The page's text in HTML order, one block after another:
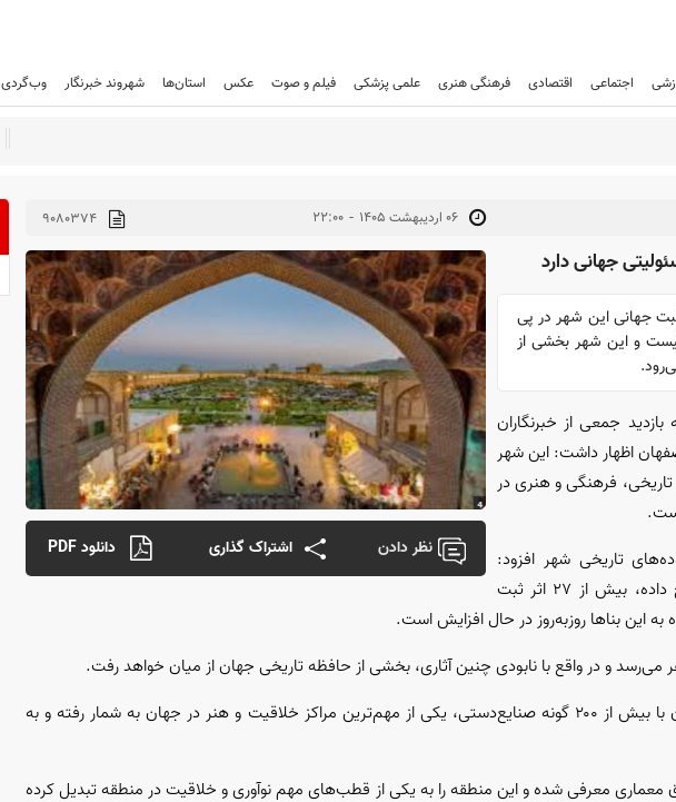
اجتماعی اقتصادی فرهنگی هنری علمی پزشکی فیلم و صوت عکس استان‌ها شهروند خبرنگار وب‌گردی
۲۲:۰۰ - ۰۶ ارديبهشت ۱۴۰۵ ۹۰۸۰۳۷۴
نظر دادن اشتراک گذاری دانلود PDF
جهانی دارد
جهانی این شهر در پی
و این شهر بخشی از
جمعی از خبرنگاران
اظهار داشت: این شهر
تاریخی، فرهنگی و هنری در
تاریخی شهر افزود:
انفجار‌هایی که در فاصله کمتر از یکصد متری دولت‌خانه صفوی رخ داده، بیش از ۲۷ اثر ثبت
این بنا‌ها روزبه‌روز در حال افزایش است.
می‌رسد و در واقع با نابودی چنین آثاری، بخشی از حافظه تاریخی جهان از میان خواهد رفت.
وی با اشاره به جایگاه فرهنگی و هنری اصفهان ادامه داد: این استان با بیش از ۲۰۰ گونه صنایع‌دستی، یکی از مهم‌ترین مراکز خلاقیت و هنر در جهان به شمار رفته و به
معماری معرفی شده و این منطقه را به یکی از قطب‌های مهم نوآوری و خلاقیت در منطقه تبدیل کرده